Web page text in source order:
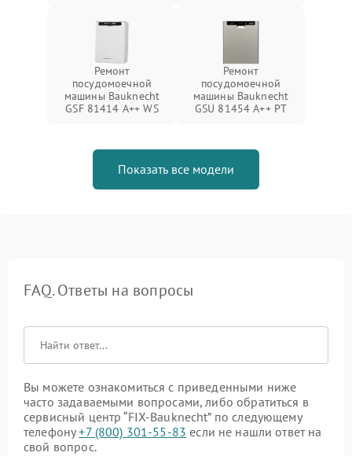
Ремонт
посудомоечной
машины Bauknecht
GSF 81414 A++ WS
Ремонт
посудомоечной
машины Bauknecht
GSU 81454 A++ PT
Показать все модели
FAQ. Ответы на вопросы
Вы можете ознакомиться с приведенными ниже
часто задаваемыми вопросами, либо обратиться в
сервисный центр “FIX-Bauknecht” по следующему
телефону+7 (800) 301-55-83 если не нашли ответ на
свой вопрос.